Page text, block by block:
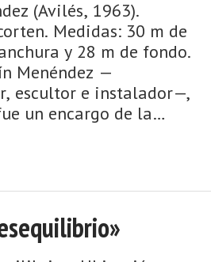
(Avilés, 1963).
Medidas: 30 m de
y 28 m de fondo.
Menéndez —
escultor e instalador—,
un encargo de la